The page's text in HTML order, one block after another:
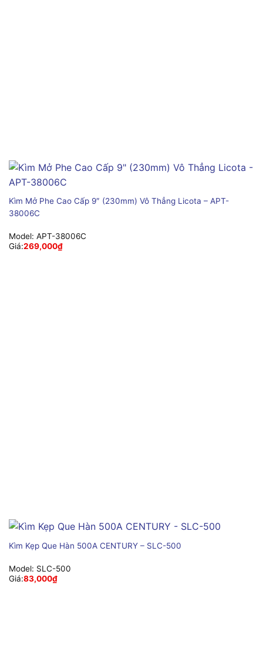
Kìm Mở Phe Cao Cấp 9″ (230mm) Vô Thẳng Licota – APT-
38006C
Model: APT-38006C
Giá:269,000₫
Kìm Kẹp Que Hàn 500A CENTURY – SLC-500
Model: SLC-500
Giá:83,000₫